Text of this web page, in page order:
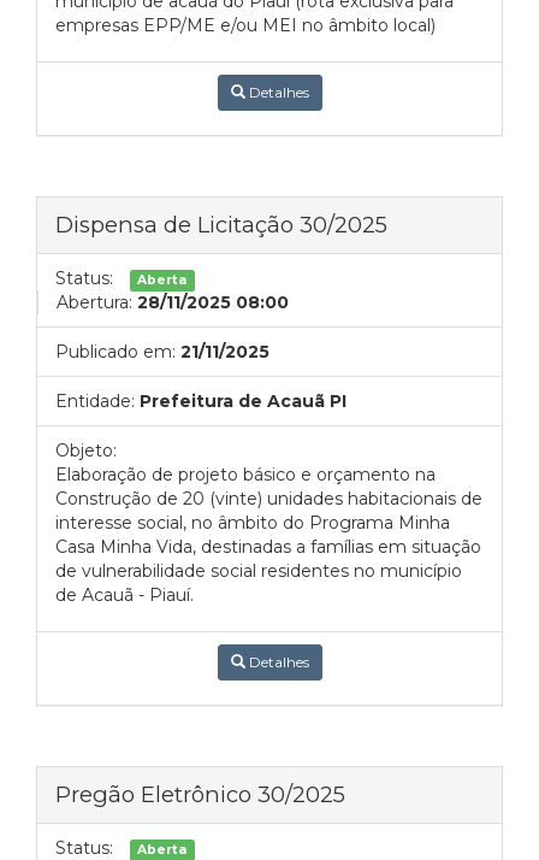
empresas EPP/ME e/ou MEI no âmbito local)
Detalhes
Dispensa de Licitação 30/2025
Status: Aberta
Abertura: 28/11/2025 08:00
Publicado em: 21/11/2025
Entidade: Prefeitura de Acauã PI
Objeto:
Elaboração de projeto básico e orçamento na
Construção de 20 (vinte) unidades habitacionais de
interesse social, no âmbito do Programa Minha
Casa Minha Vida, destinadas a famílias em situação
de vulnerabilidade social residentes no município
de Acauã - Piauí.
Detalhes
Pregão Eletrônico 30/2025
Status: Aberta